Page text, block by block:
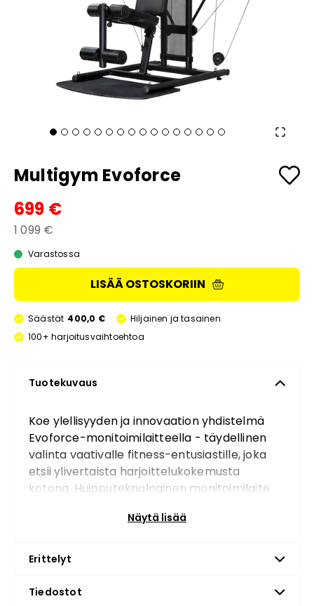
Multigym Evoforce
699 €
1 099 €
Varastossa
LISÄÄ OSTOSKORIIN
Säästät 400,0 €
Hiljainen ja tasainen
100+ harjoitusvaihtoehtoa
Tuotekuvaus
Koe ylellisyyden ja innovaation yhdistelmä
Evoforce-monitoimilaitteella - täydellinen
valinta vaativalle fitness-entusiastille, joka
etsii ylivertaista harjoittelukokemusta
kotona. Huipputeknologinen monitoimilaite
vallankumouksellisen vastusteknologian,
jotka haluavat täydellisen harjoittelun
Toisin kuin perinteiset monitoimilaitteet,
Näytä lisää
Erittelyt
Tiedostot